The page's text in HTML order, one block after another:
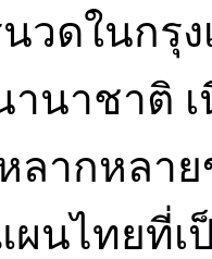
วดในกรุ
านาชาติ
ากหลาย
นไทยที่เ